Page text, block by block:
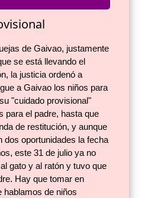
de Gaivao, justamente
se está llevando el
la justicia ordenó a
a Gaivao los niños para
"cuidado provisional"
para el padre, hasta que
de restitución, y aunque
dos oportunidades la fecha
este 31 de julio ya no
gato y al ratón y tuvo que
Hay que tomar en
hablamos de niños